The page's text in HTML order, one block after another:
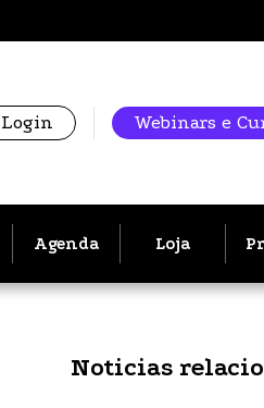
Login Webinars e
Agenda Loja
Noticias